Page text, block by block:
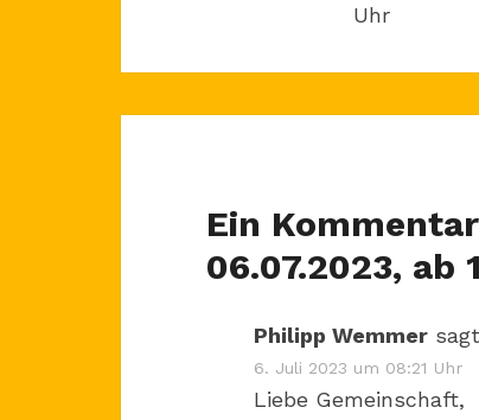
Uhr
Ein
06.07.2023, ab
Philipp Wemmer
6. Juli 2023 um 08:21 Uhr
Liebe Gemeinschaft,